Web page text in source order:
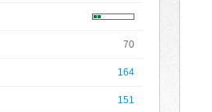
70
164
151